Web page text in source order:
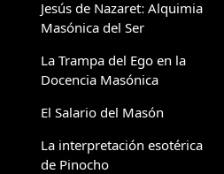
Jesús de Nazaret: Alquimia
Masónica del Ser
La Trampa del Ego en la
Docencia Masónica
El Salario del Masón
La interpretación esotérica
de Pinocho